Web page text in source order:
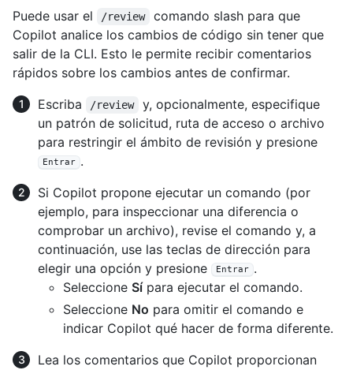
Puede usar el /review
comando slash para que
Copilot analice los cambios de código sin tener que
salir de la CLI. Esto le permite recibir comentarios
rápidos sobre los cambios antes de confirmar.
Escriba
/review
y, opcionalmente, especifique
un patrón de solicitud, ruta de acceso o archivo
para restringir el ámbito de revisión y presione
Entrar .
Si Copilot propone ejecutar un comando (por
ejemplo, para inspeccionar una diferencia o
comprobar un archivo), revise el comando y, a
continuación, use las teclas de dirección para
elegir una opción y presione
Entrar .
Seleccione Sípara ejecutar el comando.
Seleccione No para omitir el comando e
indicar Copilot qué hacer de forma diferente.
Lea los comentarios que Copilot proporcionan